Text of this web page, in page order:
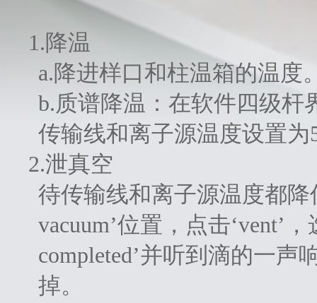
1.降温
a.降进样口和柱温箱的温度
b.质谱降温：在软件四级杆
传输线和离子源温度设置
2.泄真空
待传输线和离子源温度都降
vacuum’位置，点击‘vent’
completed’并听到滴的一
掉。